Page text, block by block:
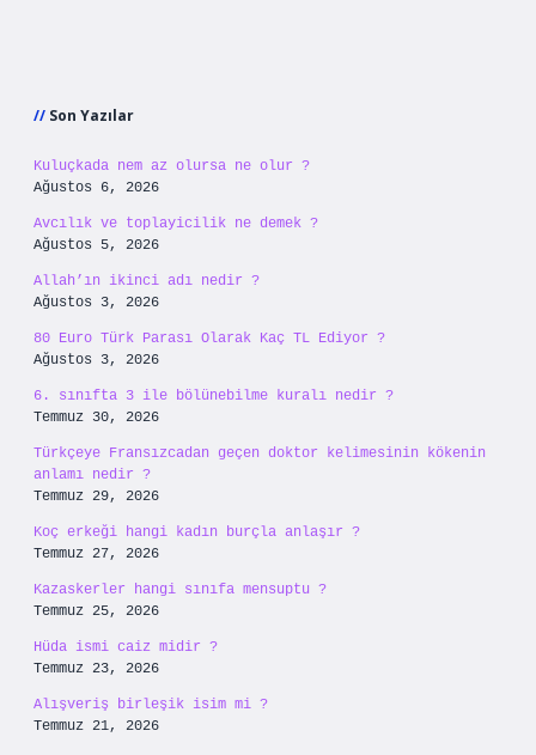
Son Yazılar
Kuluçkada nem az olursa ne olur ?
Ağustos 6, 2026
Avcılık ve toplayicilik ne demek ?
Ağustos 5, 2026
Allah’ın ikinci adı nedir ?
Ağustos 3, 2026
80 Euro Türk Parası Olarak Kaç TL Ediyor ?
Ağustos 3, 2026
6. sınıfta 3 ile bölünebilme kuralı nedir ?
Temmuz 30, 2026
Türkçeye Fransızcadan geçen doktor kelimesinin kökenin
anlamı nedir ?
Temmuz 29, 2026
Koç erkeği hangi kadın burçla anlaşır ?
Temmuz 27, 2026
Kazaskerler hangi sınıfa mensuptu ?
Temmuz 25, 2026
Hüda ismi caiz midir ?
Temmuz 23, 2026
Alışveriş birleşik isim mi ?
Temmuz 21, 2026